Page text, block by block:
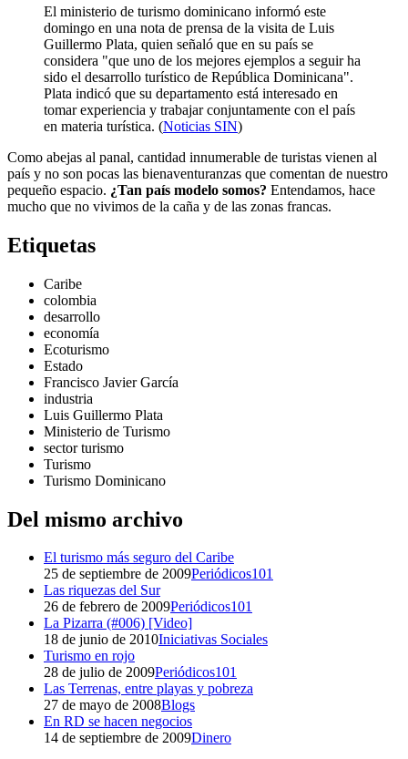
El ministerio de turismo dominicano informó este
domingo en una nota de prensa de la visita de Luis
Guillermo Plata, quien señaló que en su país se
considera "que uno de los mejores ejemplos a seguir ha
sido el desarrollo turístico de República Dominicana".
Plata indicó que su departamento está interesado en
tomar experiencia y trabajar conjuntamente con el país
en materia turística. (Noticias SIN)
Como abejas al panal, cantidad innumerable de turistas vienen al
país y no son pocas las bienaventuranzas que comentan de nuestro
pequeño espacio. ¿Tan país modelo somos? Entendamos, hace
mucho que no vivimos de la caña y de las zonas francas.
Etiquetas
Caribe
colombia
desarrollo
economía
Ecoturismo
Estado
Francisco Javier García
industria
Luis Guillermo Plata
Ministerio de Turismo
sector turismo
Turismo
Turismo Dominicano
Del mismo archivo
El turismo más seguro del Caribe
25 de septiembre de 2009Periódicos101
Las riquezas del Sur
26 de febrero de 2009Periódicos101
La Pizarra (#006) [Video]
18 de junio de 2010Iniciativas Sociales
Turismo en rojo
28 de julio de 2009Periódicos101
Las Terrenas, entre playas y pobreza
27 de mayo de 2008Blogs
En RD se hacen negocios
14 de septiembre de 2009Dinero